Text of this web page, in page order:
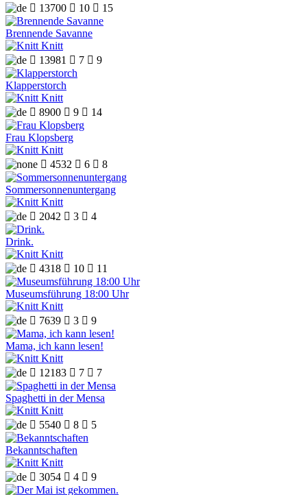
 13700  10  15
Brennende Savanne
Knitt
 13981  7  9
Klapperstorch
Knitt
 8900  9  14
Frau Klopsberg
Knitt
 4532  6  8
Sommersonnenuntergang
Knitt
 2042  3  4
Drink.
Knitt
 4318  10  11
Museumsführung 18:00 Uhr
Knitt
 7639  3  9
Mama, ich kann lesen!
Knitt
 12183  7  7
Spaghetti in der Mensa
Knitt
 5540  8  5
Bekanntschaften
Knitt
 3054  4  9